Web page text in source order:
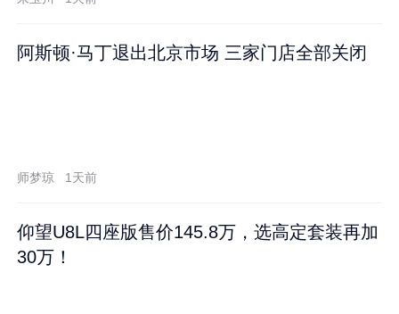
阿斯顿·马丁退出北京市场 三家门店全部关闭
师梦琼 1天前
仰望U8L四座版售价145.8万，选高定套装再加
30万！